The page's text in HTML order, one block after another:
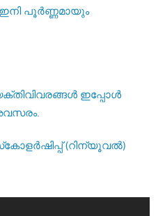
പൂർണ്ണമായും
ഇപ്പോൾ
(റിന്യൂവൽ)